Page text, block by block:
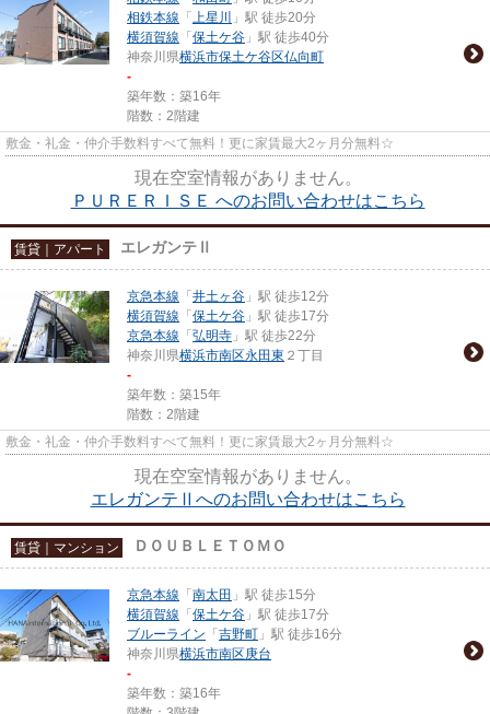
相鉄本線 「 上星川
」駅 徒歩20分
横須賀線 「 保土ケ谷 」駅 徒歩40分
神奈川県横浜市保土ケ谷区仏向町
-
築年数：築16年
階数：2階建
敷金・礼金・仲介手数料すべて無料！更に家賃最大2ヶ月分無料☆
現在空室情報がありません。
ＰＵＲＥＲＩＳＥ へのお問い合わせはこちら
賃貸｜アパート エレガンテⅡ
京急本線 「 井土ヶ谷 」駅 徒歩12分
横須賀線 「 保土ケ谷 」駅 徒歩17分
京急本線 「 弘明寺 」駅 徒歩22分
神奈川県横浜市南区永田東 ２丁目
-
築年数：築15年
階数：2階建
敷金・礼金・仲介手数料すべて無料！更に家賃最大2ヶ月分無料☆
現在空室情報がありません。
エレガンテⅡへのお問い合わせはこちら
賃貸｜マンション ＤＯＵＢＬＥＴＯＭＯ
京急本線 「 南太田 」駅 徒歩15分
横須賀線 「 保土ケ谷 」駅 徒歩17分
ブルーライン 「 吉野町 」駅 徒歩16分
神奈川県横浜市南区庚台
-
築年数：築16年